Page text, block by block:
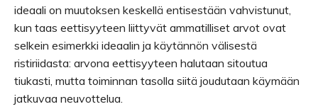
ideaali on muutoksen keskellä entisestään vahvistunut,
kun taas eettisyyteen liittyvät ammatilliset arvot ovat
selkein esimerkki ideaalin ja käytännön välisestä
ristiriidasta: arvona eettisyyteen halutaan sitoutua
tiukasti, mutta toiminnan tasolla siitä joudutaan käymään
jatkuvaa neuvottelua.